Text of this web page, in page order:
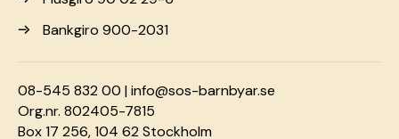
Bankgiro 900-2031
08-545 832 00 |info@sos-barnbyar.se
Org.nr. 802405-7815
Box 17 256, 104 62 Stockholm